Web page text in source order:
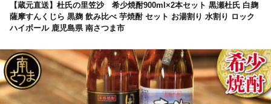
【蔵元直送】杜氏の里笠沙 希少焼酎900ml×2本セット 黒瀬杜氏 白麹
薩摩すんくじら 黒麹 飲み比べ 芋焼酎 セット お湯割り 水割り ロック
ハイボール 鹿児島県 南さつま市